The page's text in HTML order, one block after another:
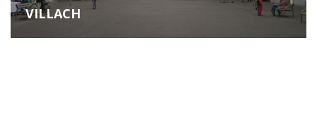
VILLACH